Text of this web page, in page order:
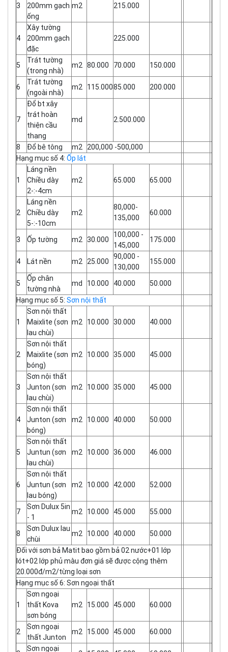
3
200mm gạch
ống
m2 215.000
4
Xây tường
200mm gạch
đặc
225.000
5
Trát tường
(trong nhà)
m2 80.000 70.000 150.000
6
Trát tường
(ngoài nhà)
m2 115.00085.000 200.000
7
Đổ bt xây
trát hoàn
thiện cầu
thang
md 2.500.000
8 Đổ bê tông m2 200,000 -500,000
Hạng mục số 4: Ốp lát
1
Láng nền
Chiều dày
2-:-4cm
m2 65.000 65.000
2
Láng nền
Chiều dày
5-:-10cm
m2
80,000-
135,000
60.000
3 Ốp tường m2 30.000
100,000 -
145,000
175.000
4 Lát nền m2 25.000
90,000 -
130,000
155.000
5
Ốp chân
tường nhà
md 10.000 40.000
50.000
Hạng mục số 5: Sơn nội thất
1
Sơn nội thất
Maixlite (sơn
lau chùi)
m2 10.000 30.000 40.000
2
Sơn nội thất
Maixlite (sơn
bóng)
m2 10.000 35.000 45.000
3
Sơn nội thất
Junton (sơn
lau chùi)
m2 10.000 35.000 45.000
4
Sơn nội thất
Junton (sơn
bóng)
m2 10.000 40.000 50.000
5
Sơn nội thất
Juntun (sơn
lau chùi)
m2 10.000 36.000 46.000
6
Sơn nội thất
Juntun (sơn
lau bóng)
m2 10.000 42.000 52.000
7
Sơn Dulux 5in
- 1
m2 10.000 45.000 55.000
8
Sơn Dulux lau
chùi
m2 10.000 40.000
50.000
Đối với sơn bả Matit bao gồm bả 02 nước+01 lớp
lót+02 lớp phủ màu đơn giá sẽ được cộng thêm
20.000đ/m2/từng loại sơn
Hạng mục số 6: Sơn ngoại thất
1
Sơn ngoại
thất Kova
sơn bóng
m2 15.000 45.000 60.000
2
Sơn ngoại
thất Junton
m2 15.000 45.000 60.000
Sơn ngoại